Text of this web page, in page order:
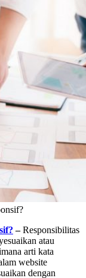
–Responsibilitas
atau
arti kata
website
dengan